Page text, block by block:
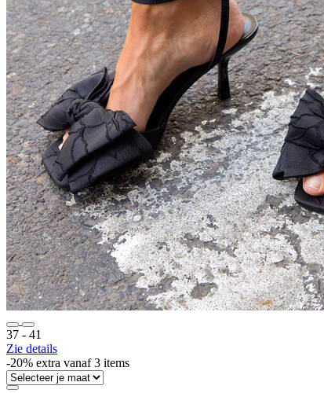
37 ‐ 41
Zie details
-20% extra vanaf 3 items